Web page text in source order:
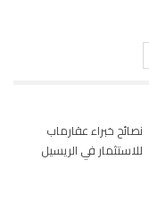
نصائح خبراء عقارماب
للاستثمار في الريسيل